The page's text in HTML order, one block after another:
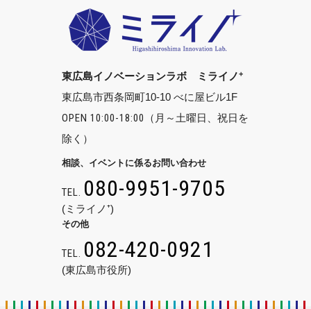
東広島イノベーションラボ ミライノ+
東広島市西条岡町10-10 べに屋ビル1F
OPEN 10:00-18:00
（月～土曜日、祝日を
除く）
相談、イベントに係るお問い合わせ
TEL. 080-9951-9705
(ミライノ⁺)
その他
TEL. 082-420-0921
(東広島市役所)